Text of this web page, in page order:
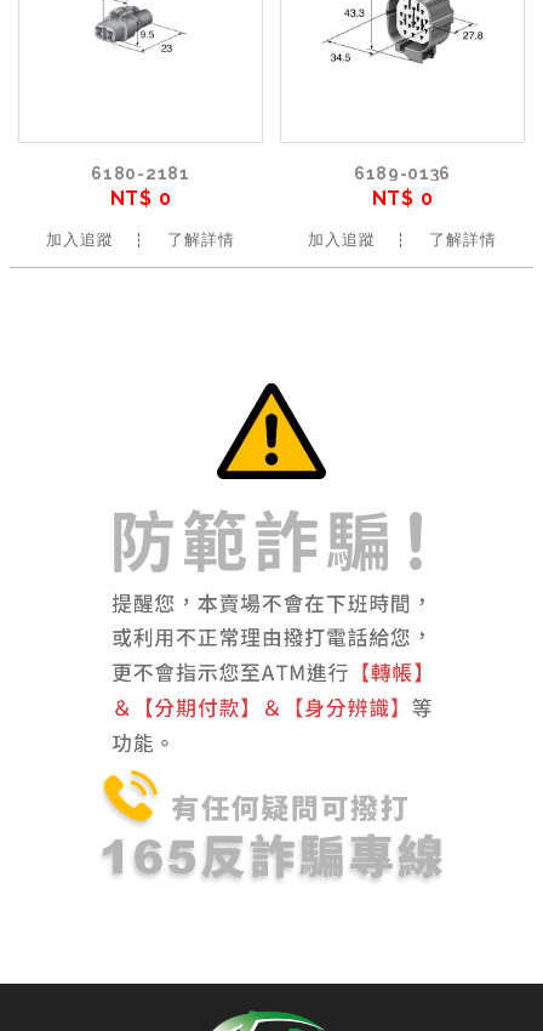
6180-2181
NT$ 0
加入追蹤 了解詳情
6189-0136
NT$ 0
加入追蹤 了解詳情